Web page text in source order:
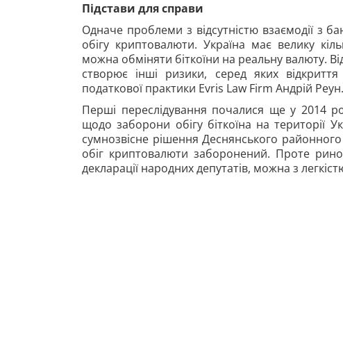
Підстави для справи
Одначе проблеми з відсутністю взаємодії з
обігу криптовалюти. Україна має велику
можна обміняти біткоїни на реальну валюту.
створює інші ризики, серед яких
податкової практики Evris Law Firm Андрій Реун.
Перші переслідування почалися ще у 2014
щодо заборони обігу біткоїна на території
сумнозвісне рішення Деснянського
обіг криптовалюти заборонений. Проте
декларації народних депутатів, можна з